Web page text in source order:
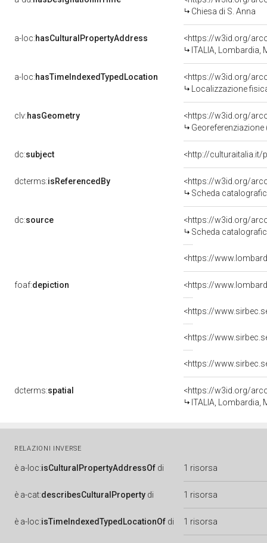
Chiesa di S. Anna
a-loc:hasCulturalPropertyAddress
<https://w3id.org/
ITALIA, Lombardia,
a-loc:hasTimeIndexedTypedLocation
<https://w3id.org/
Localizzazione
clv:hasGeometry
<https://w3id.org/
Georeferenziazione
dc:subject <http://culturaitalia.it/
dcterms:isReferencedBy
<https://w3id.org/
Scheda
dc:source
<https://w3id.org/
Scheda
<https://
foaf:depiction
dcterms:spatial
<https://w3id.org/
ITALIA, Lombardia,
RELAZIONI INVERSE
è a-loc:isCulturalPropertyAddressOf di 1 risorsa
è a-cat:describesCulturalProperty di 1 risorsa
è a-loc:isTimeIndexedTypedLocationOf di 1 risorsa